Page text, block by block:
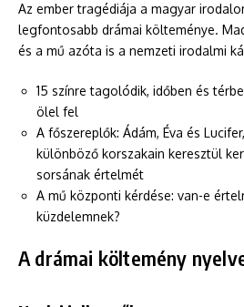
Az ember tragédiája a magyar
legfontosabb drámai költeménye.
és a mű azóta is a nemzeti irodalmi
15 színre tagolódik, időben és
ölel fel
A főszereplők: Ádám, Éva és
különböző korszakain keresztül
sorsának értelmét
A mű központi kérdése: van-e
küzdelemnek?
A drámai költemény